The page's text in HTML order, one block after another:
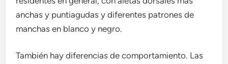
anchas y puntiagudas y diferentes patrones de
manchas en blanco y negro.
También hay diferencias de comportamiento. Las